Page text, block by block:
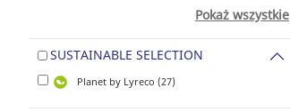
Pokaż wszystkie
SUSTAINABLE SELECTION
Planet by Lyreco (27)